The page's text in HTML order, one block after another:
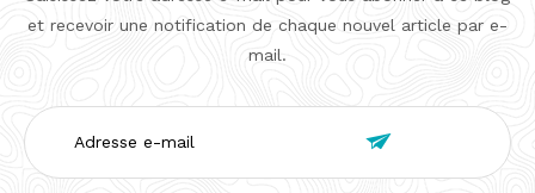
et recevoir une notification de chaque nouvel article par e-
mail.
Adresse
e-
mail
